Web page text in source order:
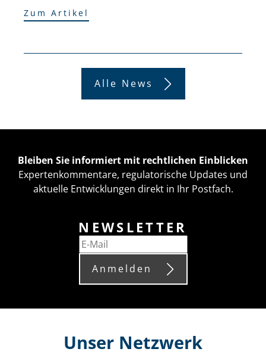
Zum Artikel
Alle News
Bleiben Sie informiert mit rechtlichen Einblicken
Expertenkommentare, regulatorische Updates und
aktuelle Entwicklungen direkt in Ihr Postfach.
NEWSLETTER
Anmelden
Unser Netzwerk